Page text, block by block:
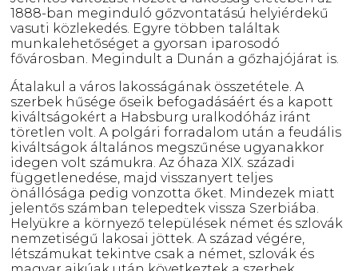
Átalakul a város lakosságának összetétele. A
szerbek hűsége őseik befogadásáért és a kapott
kiváltságokért a Habsburg uralkodóház iránt
töretlen volt. A polgári forradalom után a feudális
kiváltságok általános megszűnése ugyanakkor
idegen volt számukra. Az óhaza XIX. századi
függetlenedése, majd visszanyert teljes
önállósága pedig vonzotta őket. Mindezek miatt
jelentős számban telepedtek vissza Szerbiába.
Helyükre a környező települések német és szlovák
nemzetiségű lakosai jöttek. A század végére,
létszámukat tekintve csak a német, szlovák és
1888-ban meginduló gőzvontatású helyiérdekű
vasuti közlekedés. Egyre többen találtak
munkalehetőséget a gyorsan iparosodó
fővárosban. Megindult a Dunán a gőzhajójárat is.